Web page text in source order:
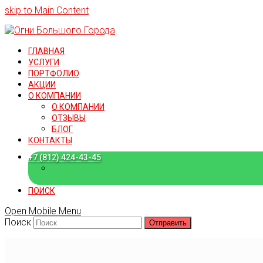
skip to Main Content
ГЛАВНАЯ
УСЛУГИ
ПОРТФОЛИО
АКЦИИ
О КОМПАНИИ
О КОМПАНИИ
ОТЗЫВЫ
БЛОГ
КОНТАКТЫ
+7 (812) 424-43-45
ПОИСК
Open Mobile Menu
Поиск
Отправить